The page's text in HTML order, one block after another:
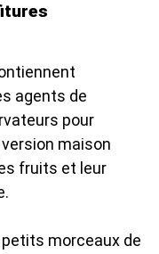
agents de
pour
maison
fruits et leur
morceaux de